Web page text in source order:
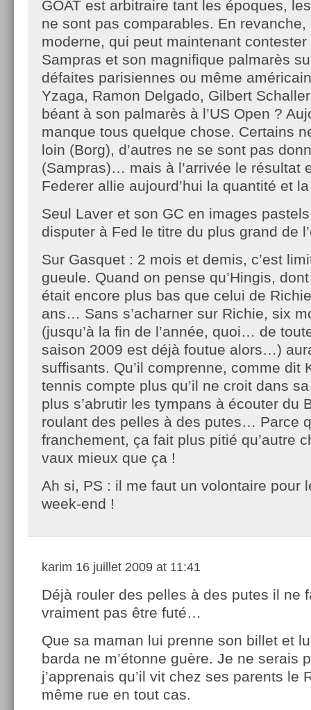
GOAT est arbitraire tant les époques,
ne sont pas comparables. En revanche,
moderne, qui peut maintenant
Sampras et son magnifique palmarès
défaites parisiennes ou même
Yzaga, Ramon Delgado, Gilbert
béant à son palmarès à l’US Open ?
manque tous quelque chose. Certains
loin (Borg), d’autres ne se sont pas
(Sampras)… mais à l’arrivée le résultat
Federer allie aujourd’hui la quantité et
Seul Laver et son GC en images
disputer à Fed le titre du plus grand de
Sur Gasquet : 2 mois et demis, c’est
gueule. Quand on pense qu’Hingis,
était encore plus bas que celui de
ans… Sans s’acharner sur Richie, six
(jusqu’à la fin de l’année, quoi… de
saison 2009 est déjà foutue alors…)
suffisants. Qu’il comprenne, comme dit
tennis compte plus qu’il ne croit dans sa
plus s’abrutir les tympans à écouter du
roulant des pelles à des putes… Parce
franchement, ça fait plus pitié qu’autre
vaux mieux que ça !
Ah si, PS : il me faut un volontaire pour
week-end !
karim 16 juillet 2009 at 11:41
Déjà rouler des pelles à des putes il ne
vraiment pas être futé…
Que sa maman lui prenne son billet et
barda ne m’étonne guère. Je ne serais
j’apprenais qu’il vit chez ses parents le
même rue en tout cas.